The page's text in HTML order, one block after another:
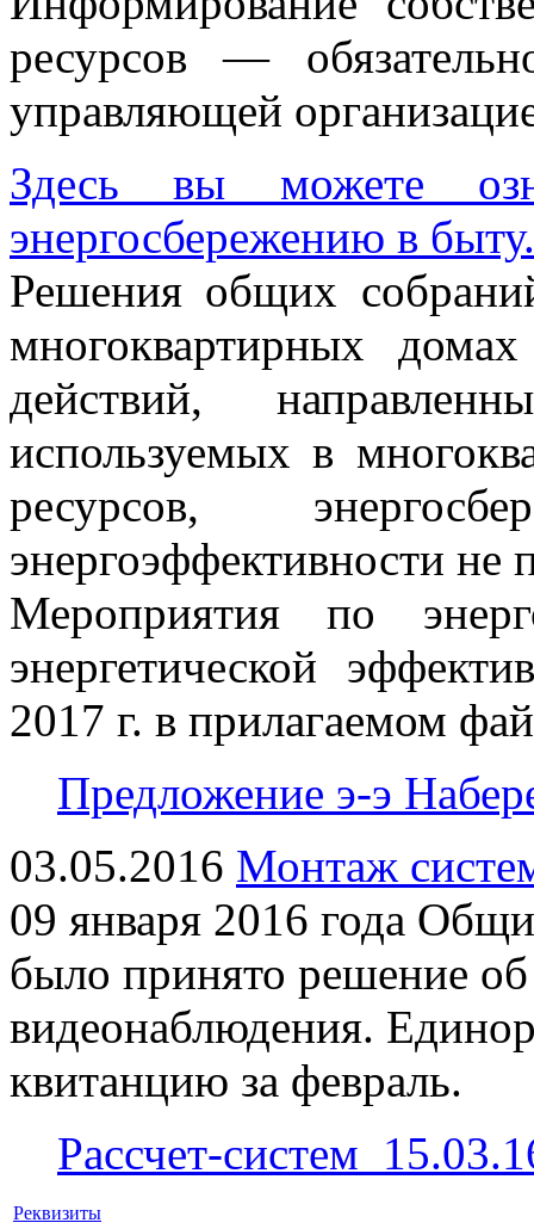
ресурсов —
управляющей
Здесь вы можете
энергосбережению в быту.
Решения общих
многоквартирных
действий,
используемых в
ресурсов,
энергоэффективности не
Мероприятия по
энергетической
2017 г. в прилагаемом
Предложение э-э
03.05.2016 Монтаж
09 января 2016 года
было принято решение
видеонаблюдения.
квитанцию за февраль.
Рассчет-
Реквизиты